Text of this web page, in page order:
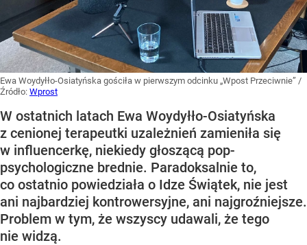
Ewa Woydyłło-Osiatyńska gościła w pierwszym odcinku „Wpost Przeciwnie” /
Źródło: Wprost
W ostatnich latach Ewa Woydyłło-Osiatyńska
z cenionej terapeutki uzależnień zamieniła się
w influencerkę, niekiedy głoszącą pop-
psychologiczne brednie. Paradoksalnie to,
co ostatnio powiedziała o Idze Świątek, nie jest
ani najbardziej kontrowersyjne, ani najgroźniejsze.
Problem w tym, że wszyscy udawali, że tego
nie widzą.